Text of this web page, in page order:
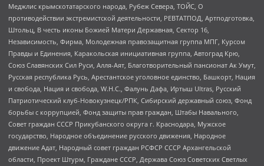
Меджлис крымскотатарского народа, Рубеж Севера, ТОЙС, О
противодействии экстремистской деятельности, РЕВТАТПОД, Артподготовка,
Штольц, В честь иконы Божией Матери Державная, Сектор 16,
Независимость, Фирма, Молодежная правозащитная группа МПГ, Курсом
Правды и Единения, Каракольская инициативная группа, Автоград Крю,
Союз Славянских Сил Руси, Алля-Аят, Благотворительный пансионат Ак Умут,
Русская республика Русь, Арестантское уголовное единство, Башкорт, Нация
и свобода, Нация и свобода, W.H.С., Фалунь Дафа, Иртыш Ultras, Русский
Патриотический клуб-Новокузнецк/РПК, Сибирский державный союз, Фонд
борьбы с коррупцией, Фонд защиты прав граждан, Штабы Навального,
Совет граждан СССР Прикубанского округа г. Краснодара, Мужское
государство, Народное объединение русского движения, Народное
движение Адат, Народный совет граждан РСФСР СССР Архангельской
области, Проект Штурм, Граждане СССР, Держава Союз Советских Светлых